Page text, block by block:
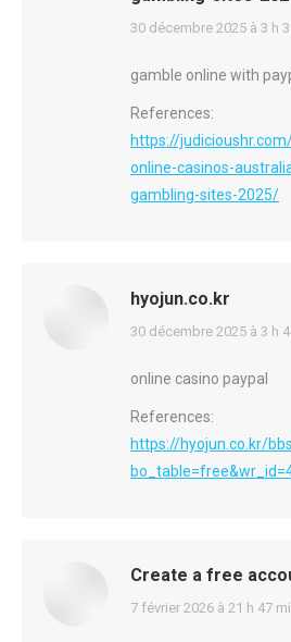
says:
30 décembre 2025 à 3 h
gamble online with
References:
https://
online-casinos-
gambling-sites-2025/
hyojun.co.kr
says:
30 décembre 2025 à 3 h
online casino paypal
References:
https://hyojun.co.kr/
Create a free
says:
7 février 2026 à 21 h 47